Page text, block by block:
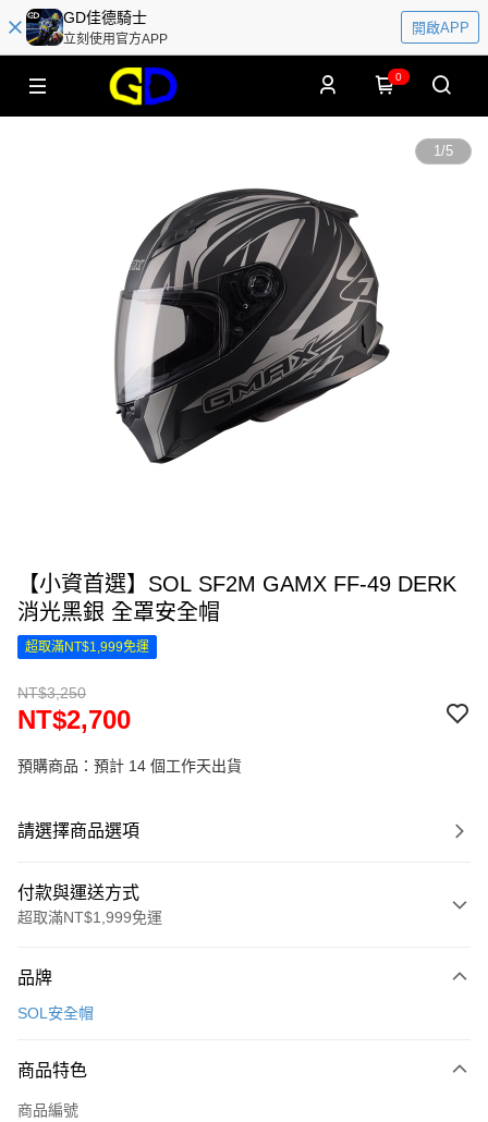
GD佳德騎士
立刻使用官方APP
開啟APP
0
1/5
【小資首選】SOL SF2M GAMX FF-49 DERK
消光黑銀 全罩安全帽
超取滿NT$1,999免運
NT$3,250
NT$2,700
預購商品：預計 14 個工作天出貨
請選擇商品選項
付款與運送方式
超取滿NT$1,999免運
信用卡一次付款
3 期 0 利率 每期
合作金庫商業銀行
超商取貨付款
品牌
SOL安全帽
商品特色
商品編號